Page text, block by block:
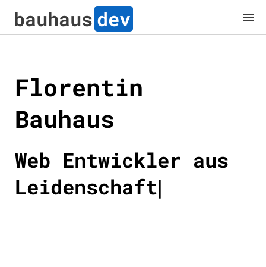
bauhaus dev
Florentin
Bauhaus
Web Entwickler aus
Leidenschaft|